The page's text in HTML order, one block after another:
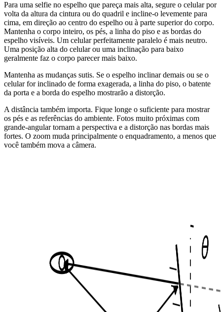
Para uma selfie no espelho que pareça mais alta, segure o celular por
volta da altura da cintura ou do quadril e incline-o levemente para
cima, em direção ao centro do espelho ou à parte superior do corpo.
Mantenha o corpo inteiro, os pés, a linha do piso e as bordas do
espelho visíveis. Um celular perfeitamente paralelo é mais neutro.
Uma posição alta do celular ou uma inclinação para baixo
geralmente faz o corpo parecer mais baixo.
Mantenha as mudanças sutis. Se o espelho inclinar demais ou se o
celular for inclinado de forma exagerada, a linha do piso, o batente
da porta e a borda do espelho mostrarão a distorção.
A distância também importa. Fique longe o suficiente para mostrar
os pés e as referências do ambiente. Fotos muito próximas com
grande-angular tornam a perspectiva e a distorção nas bordas mais
fortes. O zoom muda principalmente o enquadramento, a menos que
você também mova a câmera.